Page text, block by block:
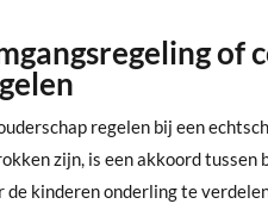
of
regelen bij een
zijn, is een akkoord tussen
de kinderen onderling te